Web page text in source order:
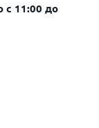
с 11:00 до